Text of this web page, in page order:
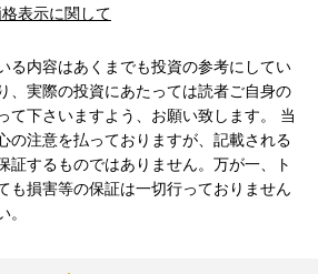
表示に関して
る内容はあくまでも投資の参考にしてい
、実際の投資にあたっては読者ご自身の
て下さいますよう、お願い致します。 当
の注意を払っておりますが、記載される
証するものではありません。万が一、ト
も損害等の保証は一切行っておりません
。